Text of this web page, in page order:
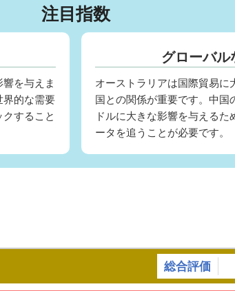
注目指数
を与えま
的な需要
すること
グローバ
オーストラリアは国際貿易に
国との関係が重要です。中
ドルに大きな影響を与える
ータを追うことが必要です。
総合評価